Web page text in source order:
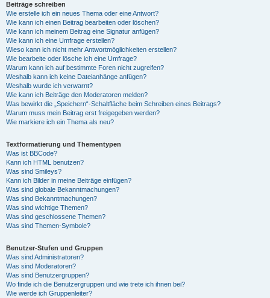
Beiträge schreiben
Wie erstelle ich ein neues Thema oder eine Antwort?
Wie kann ich einen Beitrag bearbeiten oder löschen?
Wie kann ich meinem Beitrag eine Signatur anfügen?
Wie kann ich eine Umfrage erstellen?
Wieso kann ich nicht mehr Antwortmöglichkeiten erstellen?
Wie bearbeite oder lösche ich eine Umfrage?
Warum kann ich auf bestimmte Foren nicht zugreifen?
Weshalb kann ich keine Dateianhänge anfügen?
Weshalb wurde ich verwarnt?
Wie kann ich Beiträge den Moderatoren melden?
Was bewirkt die „Speichern“-Schaltfläche beim Schreiben eines Beitrags?
Warum muss mein Beitrag erst freigegeben werden?
Wie markiere ich ein Thema als neu?
Textformatierung und Thementypen
Was ist BBCode?
Kann ich HTML benutzen?
Was sind Smileys?
Kann ich Bilder in meine Beiträge einfügen?
Was sind globale Bekanntmachungen?
Was sind Bekanntmachungen?
Was sind wichtige Themen?
Was sind geschlossene Themen?
Was sind Themen-Symbole?
Benutzer-Stufen und Gruppen
Was sind Administratoren?
Was sind Moderatoren?
Was sind Benutzergruppen?
Wo finde ich die Benutzergruppen und wie trete ich ihnen bei?
Wie werde ich Gruppenleiter?